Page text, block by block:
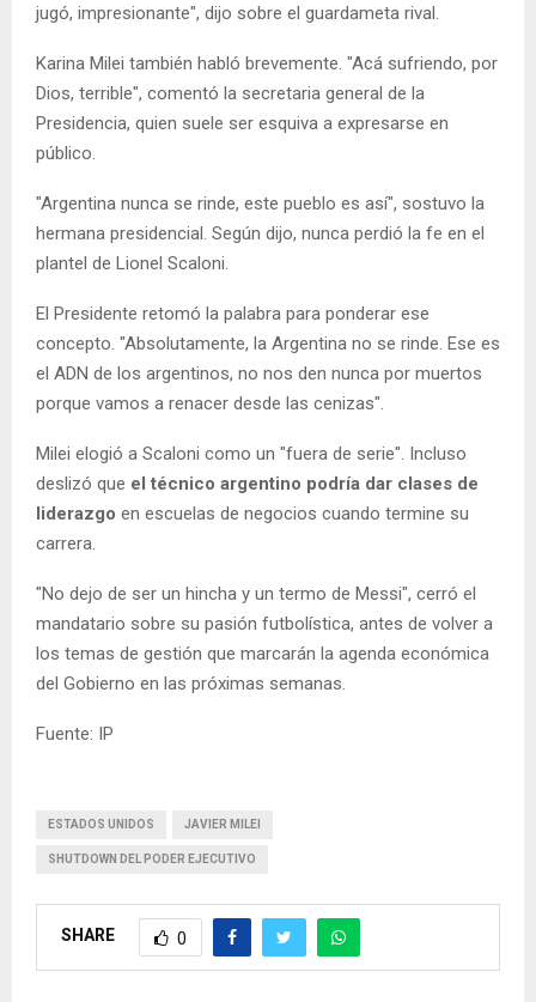
jugó, impresionante", dijo sobre el guardameta rival.
Karina Milei también habló brevemente. "Acá sufriendo, por
Dios, terrible", comentó la secretaria general de la
Presidencia, quien suele ser esquiva a expresarse en
público.
"Argentina nunca se rinde, este pueblo es así", sostuvo la
hermana presidencial. Según dijo, nunca perdió la fe en el
plantel de Lionel Scaloni.
El Presidente retomó la palabra para ponderar ese
concepto. "Absolutamente, la Argentina no se rinde. Ese es
el ADN de los argentinos, no nos den nunca por muertos
porque vamos a renacer desde las cenizas".
Milei elogió a Scaloni como un "fuera de serie". Incluso
deslizó que el técnico argentino podría dar clases de
liderazgo en escuelas de negocios cuando termine su
carrera.
"No dejo de ser un hincha y un termo de Messi", cerró el
mandatario sobre su pasión futbolística, antes de volver a
los temas de gestión que marcarán la agenda económica
del Gobierno en las próximas semanas.
Fuente: IP
ESTADOS UNIDOS JAVIER MILEI
SHUTDOWN DEL PODER EJECUTIVO
SHARE 0